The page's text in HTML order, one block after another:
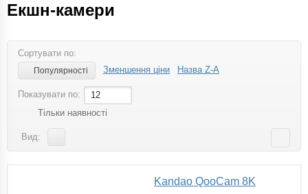
Екшн-камери
Сортувати по:
Популярності Зменшення ціни Назва Z-A
Показувати по:
12
Тільки наявності
Вид:
Kandao QooCam 8K